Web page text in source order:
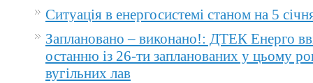
Ситуація в енергосистемі станом на 5
Заплановано – виконано!: ДТЕК Енерго
останню із 26-ти запланованих у цьому
вугільних лав